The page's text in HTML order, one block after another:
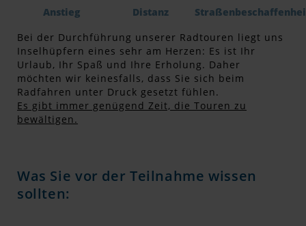
Anstieg Distanz
Bei der Durchführung unserer Radtouren liegt uns
Inselhüpfern eines sehr am Herzen: Es ist Ihr
Urlaub, Ihr Spaß und Ihre Erholung. Daher
möchten wir keinesfalls, dass Sie sich beim
Radfahren unter Druck gesetzt fühlen.
Es gibt immer genügend Zeit, die Touren zu
bewältigen.
Was Sie vor der Teilnahme wissen
sollten: